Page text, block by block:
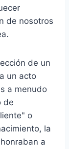
de nosotros
de un
un acto
a menudo
de
o
la
a